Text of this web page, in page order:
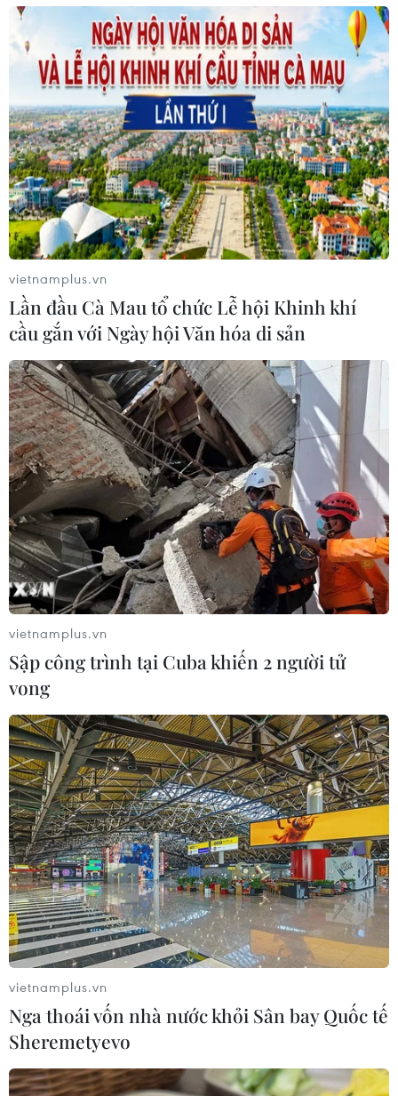
vietnamplus.vn
Lần đầu Cà Mau tổ chức Lễ hội Khinh khí
cầu gắn với Ngày hội Văn hóa di sản
vietnamplus.vn
Sập công trình tại Cuba khiến 2 người tử
vong
vietnamplus.vn
Nga thoái vốn nhà nước khỏi Sân bay Quốc tế
Sheremetyevo